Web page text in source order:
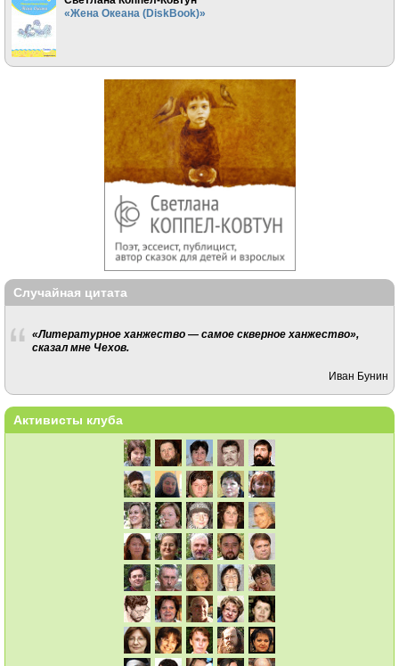
«Жена Океана (DiskBook)»
Случайная цитата
«Литературное ханжество — самое скверное ханжество»,
сказал мне Чехов.
Иван Бунин
Активисты клуба